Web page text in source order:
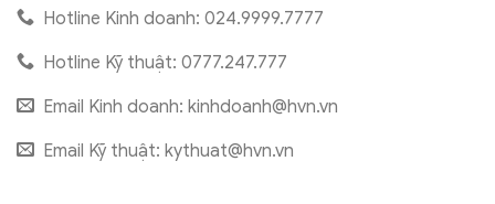
Hotline Kinh doanh: 024.9999.7777
Hotline Kỹ thuật: 0777.247.777
Email Kinh doanh: kinhdoanh@hvn.vn
Email Kỹ thuật: kythuat@hvn.vn